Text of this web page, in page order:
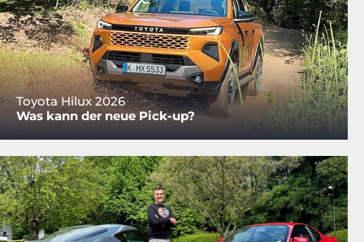
Toyota Hilux 2026
Was kann der neue Pick-up?